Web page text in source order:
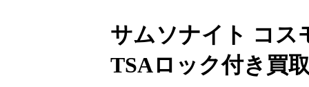
サムソナイト コス
TSAロック付き買